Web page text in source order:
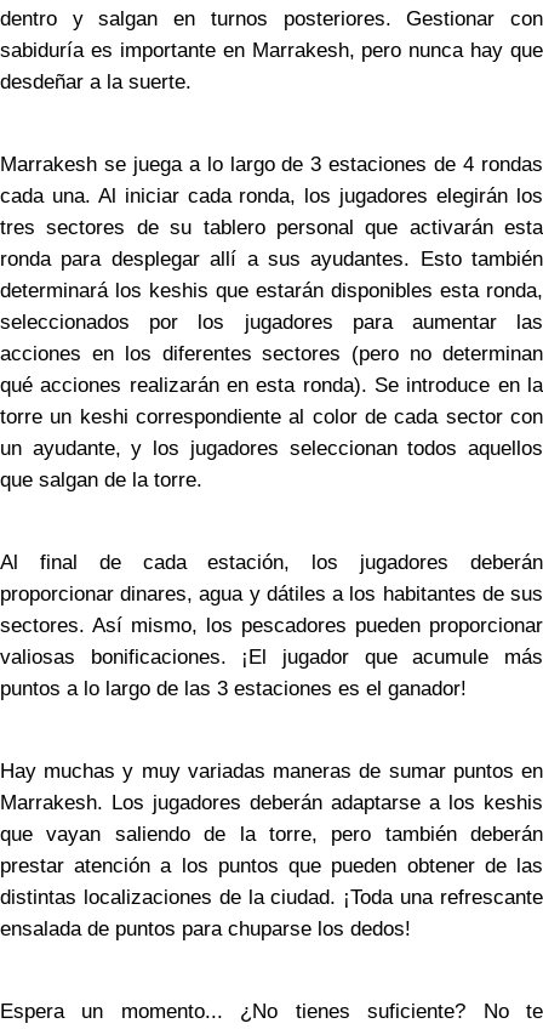
dentro y salgan en turnos posteriores. Gestionar con
sabiduría es importante en Marrakesh, pero nunca hay que
desdeñar a la suerte.
Marrakesh se juega a lo largo de 3 estaciones de 4 rondas
cada una. Al iniciar cada ronda, los jugadores elegirán los
tres sectores de su tablero personal que activarán esta
ronda para desplegar allí a sus ayudantes. Esto también
determinará los keshis que estarán disponibles esta ronda,
seleccionados por los jugadores para aumentar las
acciones en los diferentes sectores (pero no determinan
qué acciones realizarán en esta ronda). Se introduce en la
torre un keshi correspondiente al color de cada sector con
un ayudante, y los jugadores seleccionan todos aquellos
que salgan de la torre.
Al final de cada estación, los jugadores deberán
proporcionar dinares, agua y dátiles a los habitantes de sus
sectores. Así mismo, los pescadores pueden proporcionar
valiosas bonificaciones. ¡El jugador que acumule más
puntos a lo largo de las 3 estaciones es el ganador!
Hay muchas y muy variadas maneras de sumar puntos en
Marrakesh. Los jugadores deberán adaptarse a los keshis
que vayan saliendo de la torre, pero también deberán
prestar atención a los puntos que pueden obtener de las
distintas localizaciones de la ciudad. ¡Toda una refrescante
ensalada de puntos para chuparse los dedos!
Espera un momento... ¿No tienes suficiente? No te